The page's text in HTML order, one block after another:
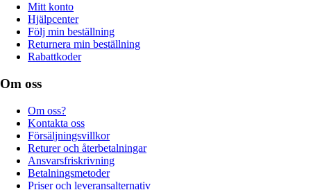
Mitt konto
Hjälpcenter
Följ min beställning
Returnera min beställning
Rabattkoder
Om oss
Om oss?
Kontakta oss
Försäljningsvillkor
Returer och återbetalningar
Ansvarsfriskrivning
Betalningsmetoder
Priser och leveransalternativ